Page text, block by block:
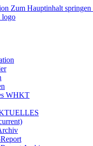
Zum Hauptinhalt springen
WHKT